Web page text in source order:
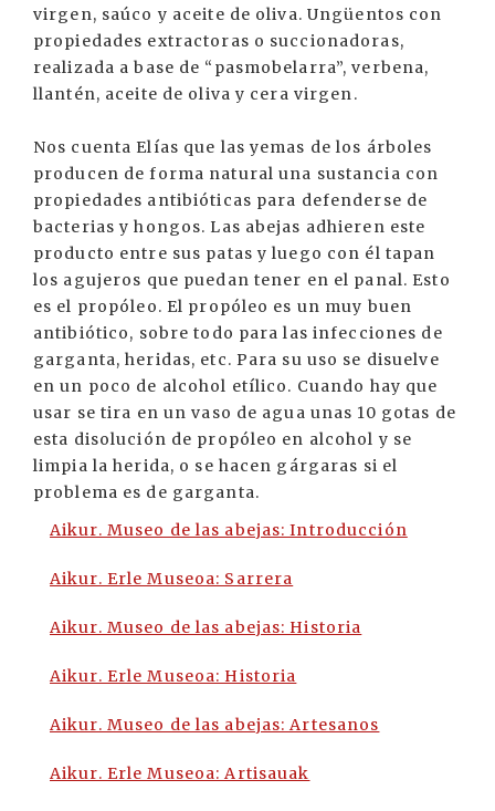
virgen, saúco y aceite de oliva. Ungüentos con
propiedades extractoras o succionadoras,
realizada a base de “pasmobelarra”, verbena,
llantén, aceite de oliva y cera virgen.
Nos cuenta Elías que las yemas de los árboles
producen de forma natural una sustancia con
propiedades antibióticas para defenderse de
bacterias y hongos. Las abejas adhieren este
producto entre sus patas y luego con él tapan
los agujeros que puedan tener en el panal. Esto
es el propóleo. El propóleo es un muy buen
antibiótico, sobre todo para las infecciones de
garganta, heridas, etc. Para su uso se disuelve
en un poco de alcohol etílico. Cuando hay que
usar se tira en un vaso de agua unas 10 gotas de
esta disolución de propóleo en alcohol y se
limpia la herida, o se hacen gárgaras si el
problema es de garganta.
Aikur. Museo de las abejas: Introducción
Aikur. Erle Museoa: Sarrera
Aikur. Museo de las abejas: Historia
Aikur. Erle Museoa: Historia
Aikur. Museo de las abejas: Artesanos
Aikur. Erle Museoa: Artisauak